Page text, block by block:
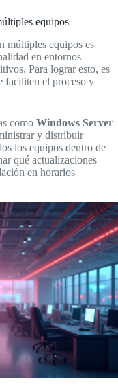
equipos
múltiples equipos es
en entornos
Para lograr esto, es
faciliten el proceso y
como Windows Server
y distribuir
los equipos dentro de
qué actualizaciones
en horarios